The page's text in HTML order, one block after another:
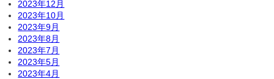
2023年12月
2023年10月
2023年9月
2023年8月
2023年7月
2023年5月
2023年4月